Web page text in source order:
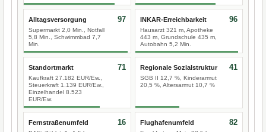
Alltagsversorgung
Supermarkt 2,0 Min., Notfall
5,8 Min., Schwimmbad 7,7
Min.
97 INKAR-Erreichbarkeit
Hausarzt 321 m, Apotheke
443 m, Grundschule 435 m,
Autobahn 5,2 Min.
96
Standortmarkt
Kaufkraft 27.182 EUR/Ew.,
Steuerkraft 1.139 EUR/Ew.,
Einzelhandel 8.523
EUR/Ew.
71 Regionale Sozialstruktur
SGB II 12,7 %, Kinderarmut
20,5 %, Altersarmut 10,7 %
41
Fernstraßenumfeld 16 Flughafenumfeld 82